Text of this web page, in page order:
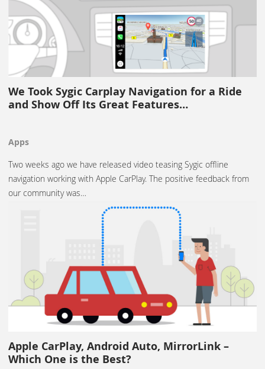
We Took Sygic Carplay Navigation for a Ride
and Show Off Its Great Features…
Apps
Two weeks ago we have released video teasing Sygic offline
navigation working with Apple CarPlay. The positive feedback from
our community was…
Apple CarPlay, Android Auto, MirrorLink –
Which One is the Best?